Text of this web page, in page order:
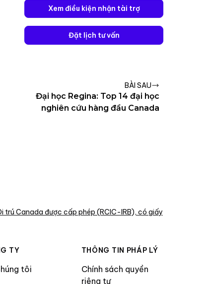
Xem điều kiện nhận tài trợ
Đặt lịch tư vấn
BÀI SAU
Đại học Regina: Top 14 đại học
nghiên cứu hàng đầu Canada
trú Canada được cấp phép (RCIC-IRB), có giấy
TY
tôi
THÔNG TIN PHÁP LÝ
Chính sách quyền
riêng tư